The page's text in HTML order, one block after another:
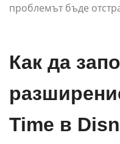
проблемът бъде
Как да
Time в